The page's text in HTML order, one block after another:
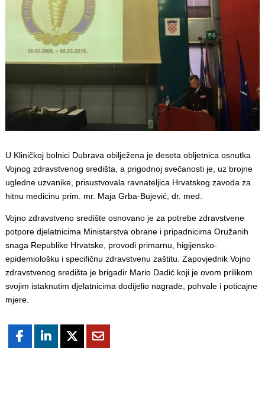
U Kliničkoj bolnici Dubrava obilježena je deseta obljetnica osnutka
Vojnog zdravstvenog središta, a prigodnoj svečanosti je, uz brojne
ugledne uzvanike, prisustvovala ravnateljica Hrvatskog zavoda za
hitnu medicinu prim. mr. Maja Grba-Bujević, dr. med.
Vojno zdravstveno središte osnovano je za potrebe zdravstvene
potpore djelatnicima Ministarstva obrane i pripadnicima Oružanih
snaga Republike Hrvatske, provodi primarnu, higijensko-
epidemiološku i specifičnu zdravstvenu zaštitu. Zapovjednik Vojno
zdravstvenog središta je brigadir Mario Dadić koji je ovom prilikom
svojim istaknutim djelatnicima dodijelio nagrade, pohvale i poticajne
mjere.